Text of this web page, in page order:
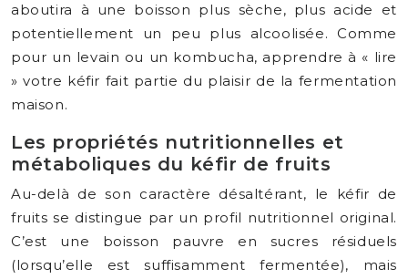
aboutira à une boisson plus sèche, plus acide et
potentiellement un peu plus alcoolisée. Comme
pour un levain ou un kombucha, apprendre à « lire
» votre kéfir fait partie du plaisir de la fermentation
maison.
Les propriétés nutritionnelles et
métaboliques du kéfir de fruits
Au-delà de son caractère désaltérant, le kéfir de
fruits se distingue par un profil nutritionnel original.
C’est une boisson pauvre en sucres résiduels
(lorsqu’elle est suffisamment fermentée), mais